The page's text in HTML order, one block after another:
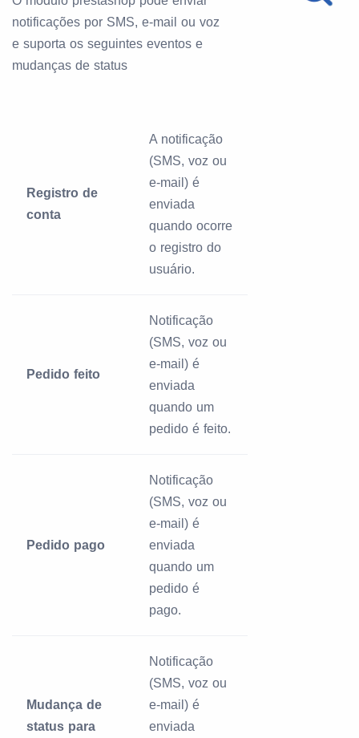
notificações por SMS, e-mail ou voz
e suporta os seguintes eventos e
mudanças de status
Registro de
conta
A notificação
(SMS, voz ou
e-mail) é
enviada
quando ocorre
o registro do
usuário.
Pedido feito
Notificação
(SMS, voz ou
e-mail) é
enviada
quando um
pedido é feito.
Pedido pago
Notificação
(SMS, voz ou
e-mail) é
enviada
quando um
pedido é
pago.
Mudança de
status para
Notificação
(SMS, voz ou
e-mail) é
enviada